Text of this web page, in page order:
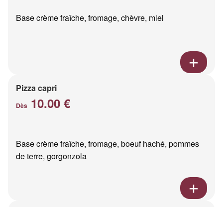
Base crème fraîche, fromage, chèvre, miel
Pizza capri
Dès 10.00 €
Base crème fraîche, fromage, boeuf haché, pommes
de terre, gorgonzola